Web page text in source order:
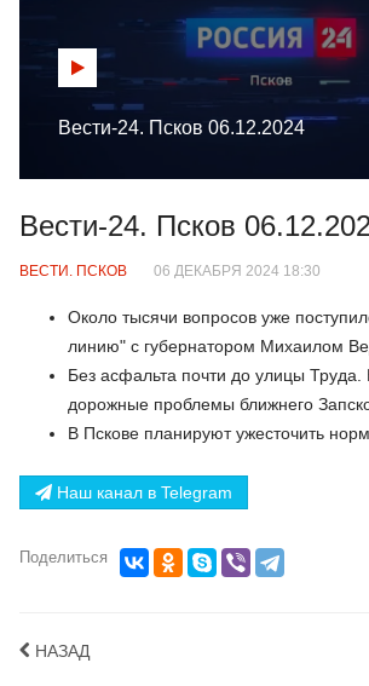
Вести-24. Псков 06.12.2024
Вести-24. Псков
ВЕСТИ. ПСКОВ 06 ДЕКАБРЯ 2024 18:30
Около тысячи вопросов уже
линию" с губернатором Михаилом
Без асфальта почти до улицы Труда.
дорожные проблемы ближнего
В Пскове планируют ужесточить
Наш канал в Telegram
Поделиться
НАЗАД